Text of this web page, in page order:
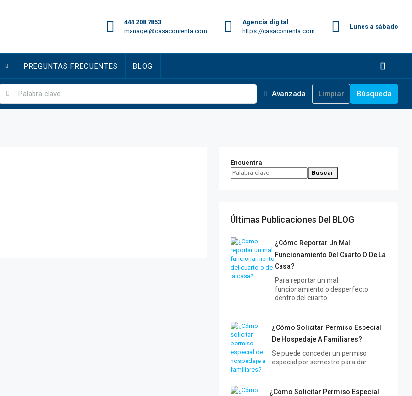
444 208 7853
manager@casaconrenta.com
Agencia digital
https://casaconrenta.com
Lunes a sábado
PREGUNTAS FRECUENTES BLOG
Avanzada Limpiar Búsqueda
Encuentra
Buscar
Últimas Publicaciones Del BLOG
¿Cómo Reportar Un Mal
Funcionamiento Del Cuarto O De La
Casa?
Para reportar un mal
funcionamiento o desperfecto
dentro del cuarto…
¿Cómo Solicitar Permiso Especial
De Hospedaje A Familiares?
Se puede conceder un permiso
especial por semestre para dar…
¿Cómo Solicitar Permiso Especial